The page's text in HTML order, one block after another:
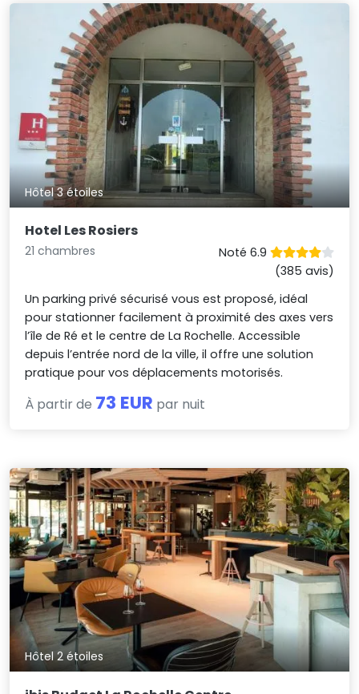
Hôtel 3 étoiles
Hotel Les Rosiers
21 chambres
Noté 6.9
(385 avis)
Un parking privé sécurisé vous est proposé, idéal
pour stationner facilement à proximité des axes vers
l’île de Ré et le centre de La Rochelle. Accessible
depuis l’entrée nord de la ville, il offre une solution
pratique pour vos déplacements motorisés.
À partir de 73 EUR par nuit
Hôtel 2 étoiles